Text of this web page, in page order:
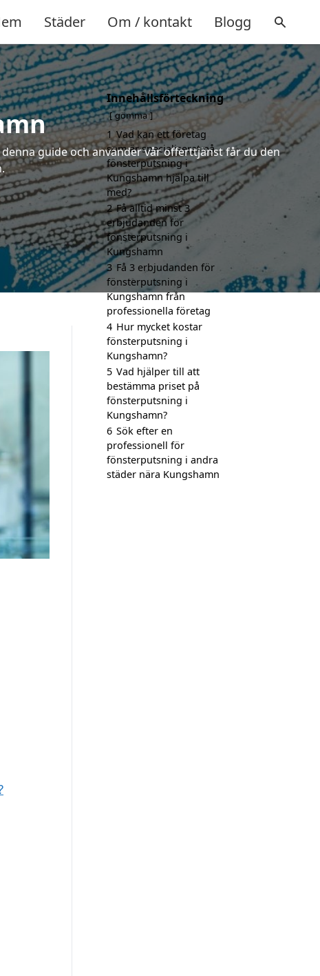
Städer Om / kontakt Blogg
guide och använder vår offerttjänst får du den
Innehållsförteckning
gömma
1 Vad kan ett företag
som är specialiserat på
fönsterputsning i
Kungshamn hjälpa till
med?
2 Få alltid minst 3
erbjudanden för
fönsterputsning i
Kungshamn
3 Få 3 erbjudanden för
fönsterputsning i
Kungshamn från
professionella företag
4 Hur mycket kostar
fönsterputsning i
Kungshamn?
5 Vad hjälper till att
bestämma priset på
fönsterputsning i
Kungshamn?
6 Sök efter en
professionell för
fönsterputsning i andra
städer nära Kungshamn